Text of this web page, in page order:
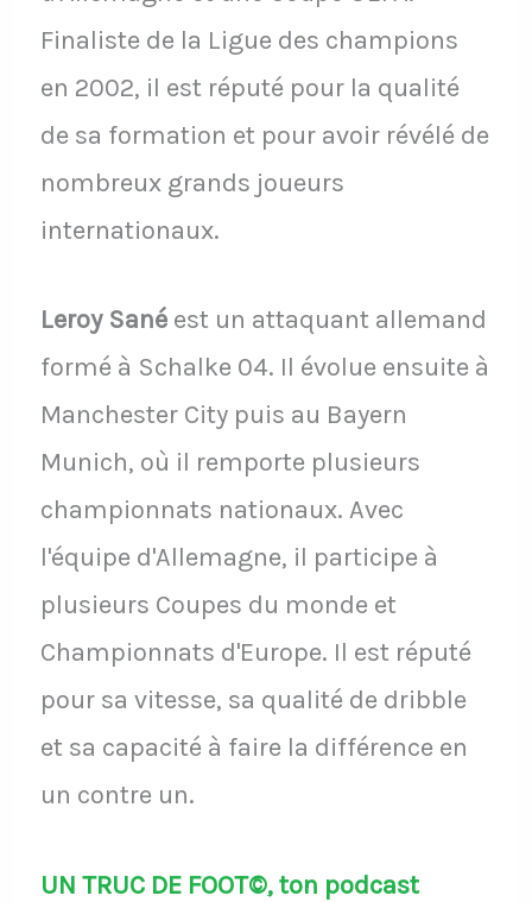
Finaliste de la Ligue des champions
en 2002, il est réputé pour la qualité
de sa formation et pour avoir révélé de
nombreux grands joueurs
internationaux.
Leroy Sanéest un attaquant allemand
formé à Schalke 04. Il évolue ensuite à
Manchester City puis au Bayern
Munich, où il remporte plusieurs
championnats nationaux. Avec
l'équipe d'Allemagne, il participe à
plusieurs Coupes du monde et
Championnats d'Europe. Il est réputé
pour sa vitesse, sa qualité de dribble
et sa capacité à faire la différence en
un contre un.
UN TRUC DE FOOT©, ton podcast